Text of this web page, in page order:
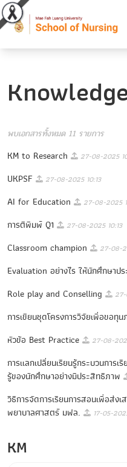
พบเอกสารทั้งหมด 11 รายการ
KM to Research 27-08-2025
UKPSF 27-08-2025 10:13
AI for Education 27-08-2025
การตีพิมพ์ Q1 27-08-2025 10:13
Classroom champion 27-08-
Evaluation อย่างไร ให้นักศึกษาปร
Role play and Conselling
การเขียนชุดโครงการวิจัยเพื่อขอทุ
หัวข้อ Best Practice 27-08-
การแลกเปลี่ยนเรียนรู้กระบวนการ
รู้ของนักศึกษาอย่างมีประสิทธิภาพ
วิธีการจัดการเรียนการสอนเพื่อส่ง
พยาบาลศาสตร์ มฟล.
17-05-
KM